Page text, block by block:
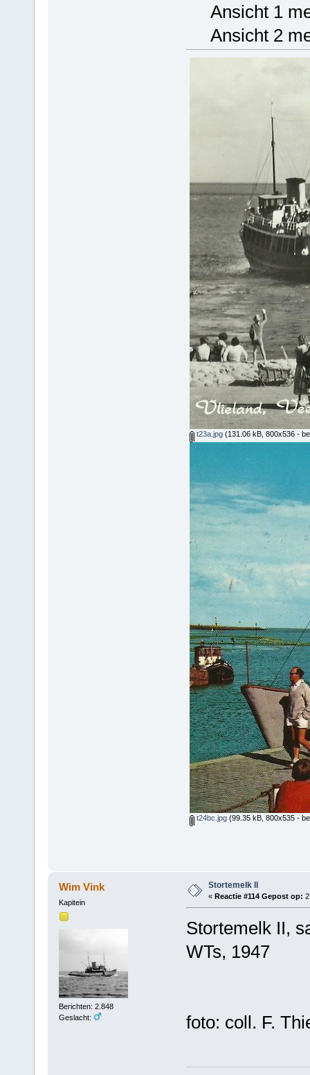
Ansicht 1
Ansicht 2
t23a.jpg(131.06 kB, 800x536 -
t24bc.jpg(99.35 kB, 800x535 -
Wim Vink
Kapitein
Berichten: 2.848
Geslacht:
Stortemelk II
« Reactie #114 Gepost op:
Stortemelk II,
WTs, 1947
foto: coll. F.